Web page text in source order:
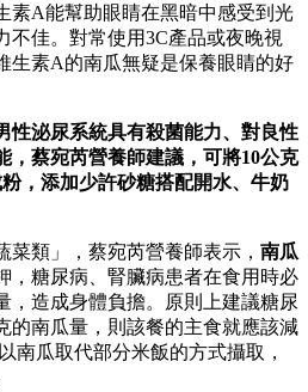
素A能幫助眼睛在黑暗中感受到光
不佳。對常使用3C產品或夜晚視
生素A的南瓜無疑是保養眼睛的好
性泌尿系統具有殺菌能力、對良性
，蔡宛芮營養師建議，可將10公克
粉，添加少許砂糖搭配開水、牛奶
類」，蔡宛芮營養師表示， 南瓜
，糖尿病、腎臟病患者在食用時必
，造成身體負擔。原則上建議糖尿
的南瓜量，則該餐的主食就應該減
南瓜取代部分米飯的方式攝取，